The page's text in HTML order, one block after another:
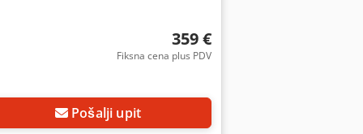
359 €
Fiksna cena plus PDV
Pošalji upit